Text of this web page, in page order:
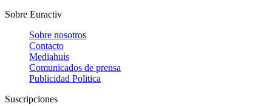
Sobre Euractiv
Sobre nosotros
Contacto
Mediahuis
Comunicados de prensa
Publicidad Politica
Suscripciones